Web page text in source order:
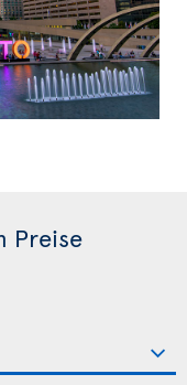
Preise